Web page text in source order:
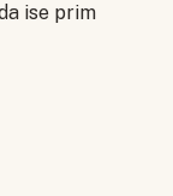
ise prim